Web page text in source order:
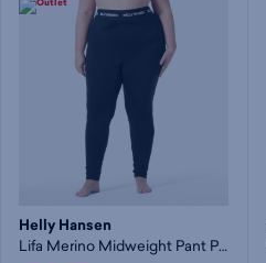
Helly Hansen
Lifa Merino Midweight Pant Plus - vaellusalusasu